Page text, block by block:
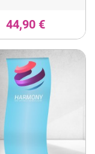
44,90 €